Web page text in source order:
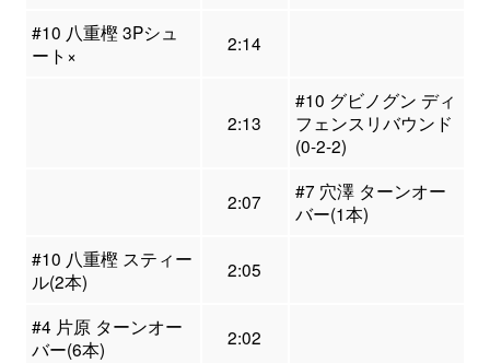
#10 八重樫 3Pシュ
ート×
2:14
2:13
#10 グビノグン ディ
フェンスリバウンド
(0-2-2)
2:07
#7 穴澤 ターンオー
バー(1本)
#10 八重樫 スティー
ル(2本)
2:05
#4 片原 ターンオー
バー(6本)
2:02